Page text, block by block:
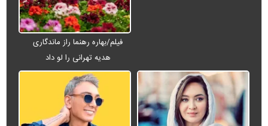
فیلم/بهاره رهنما راز ماندگاری
هدیه تهرانی را لو داد